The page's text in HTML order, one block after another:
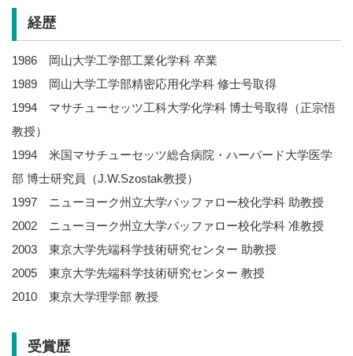
経歴
1986 岡山大学工学部工業化学科 卒業
1989 岡山大学工学部精密応用化学科 修士号取得
1994 マサチューセッツ工科大学化学科 博士号取得（正宗悟
教授）
1994 米国マサチューセッツ総合病院・ハーバード大学医学
部 博士研究員（J.W.Szostak教授）
1997 ニューヨーク州立大学バッファロー校化学科 助教授
2002 ニューヨーク州立大学バッファロー校化学科 准教授
2003 東京大学先端科学技術研究センター 助教授
2005 東京大学先端科学技術研究センター 教授
2010 東京大学理学部 教授
受賞歴